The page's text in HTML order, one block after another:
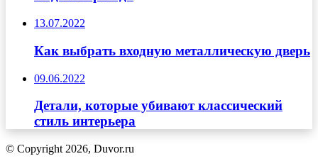
13.07.2022
Как выбрать входную металлическую дверь
09.06.2022
Детали, которые убивают классический
стиль интерьера
© Copyright 2026, Duvor.ru